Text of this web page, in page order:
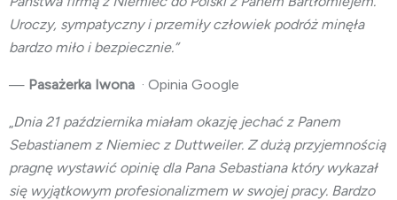
Uroczy, sympatyczny i przemiły człowiek podróż minęła
bardzo miło i bezpiecznie.”
— Pasażerka Iwona · Opinia Google
Dnia 21 października miałam okazję jechać z Panem
Sebastianem z Niemiec z Duttweiler. Z dużą przyjemnością
pragnę wystawić opinię dla Pana Sebastiana który wykazał
się wyjątkowym profesionalizmem w swojej pracy. Bardzo